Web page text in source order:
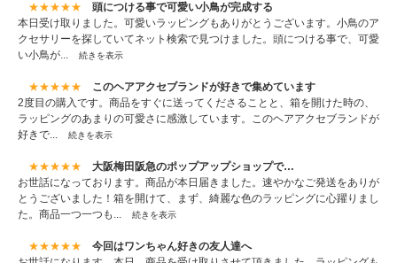
★★★★★
頭につける事で可愛い小鳥が完成する
本日受け取りました。可愛いラッピングもありがとうございます。小鳥のア
クセサリーを探していてネット検索で見つけました。頭につける事で、可愛
い小鳥が...
続きを表示
★★★★★
このヘアアクセブランドが好きで集めています
2度目の購入です。商品をすぐに送ってくださることと、箱を開けた時の、
ラッピングのあまりの可愛さに感激しています。このヘアアクセブランドが
好きで...
続きを表示
★★★★★
大阪梅田阪急のポップアップショップで…
お世話になっております。商品が本日届きました。速やかなご発送をありが
とうございました！箱を開けて、まず、綺麗な色のラッピングに心躍りまし
た。商品一つ一つも...
続きを表示
★★★★★
今回はワンちゃん好きの友人達へ